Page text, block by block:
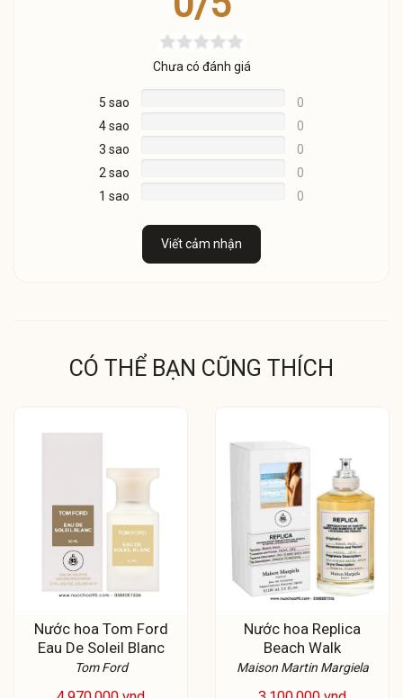
Chưa có đánh giá
5 sao
0
4 sao
0
3 sao
0
2 sao
0
1 sao
0
Viết cảm nhận
CÓ THỂ BẠN CŨNG THÍCH
Nước hoa Tom Ford
Eau De Soleil Blanc
Tom Ford
Nước hoa Replica
Beach Walk
Maison Martin Margiela